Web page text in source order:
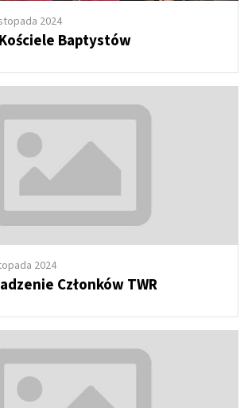
2024
Baptystów
2024
Członków TWR